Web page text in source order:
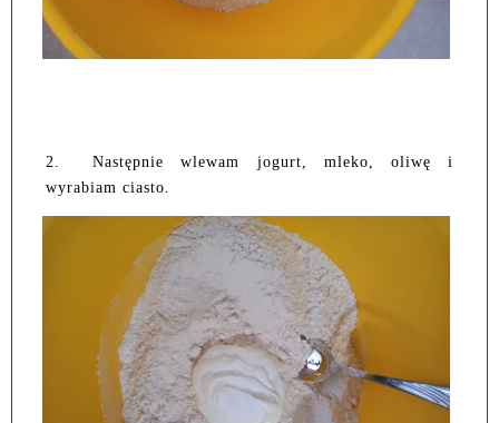
2.
Następnie wlewam jogurt, mleko, oliwę i
wyrabiam ciasto.